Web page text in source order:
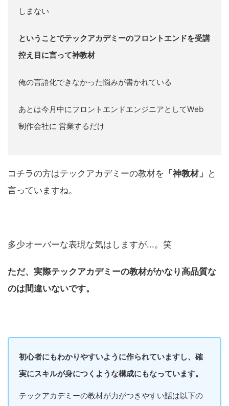
しまない
ということでテックアカデミーのフロントエンドを受講
控え目に言って神教材
俺の言語化できなかった悩みが書かれている
あとは今月中にフロントエンドエンジニアとしてWeb
制作会社に 営業するだけ
コチラの方はテックアカデミーの教材を 「神教材」 と
言っていますね。
多少オーバーな表現な気はしますが...。笑
ただ、実際テックアカデミーの教材がかなり高品質な
のは間違いないです。
初心者にもわかりやすいように作られていますし、確
実にスキルが身につくような構成にもなっています。
テックアカデミーの教材が力がつきやすい話は以下の